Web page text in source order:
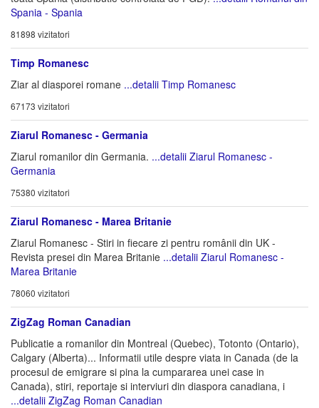
Spania - Spania
81898 vizitatori
Timp Romanesc
Ziar al diasporei romane ...detalii Timp Romanesc
67173 vizitatori
Ziarul Romanesc - Germania
Ziarul romanilor din Germania. ...detalii Ziarul Romanesc -
Germania
75380 vizitatori
Ziarul Romanesc - Marea Britanie
Ziarul Romanesc - Stiri in fiecare zi pentru românii din UK -
Revista presei din Marea Britanie ...detalii Ziarul Romanesc -
Marea Britanie
78060 vizitatori
ZigZag Roman Canadian
Publicatie a romanilor din Montreal (Quebec), Totonto (Ontario),
Calgary (Alberta)... Informatii utile despre viata in Canada (de la
procesul de emigrare si pina la cumpararea unei case in
Canada), stiri, reportaje si interviuri din diaspora canadiana, i
...detalii ZigZag Roman Canadian